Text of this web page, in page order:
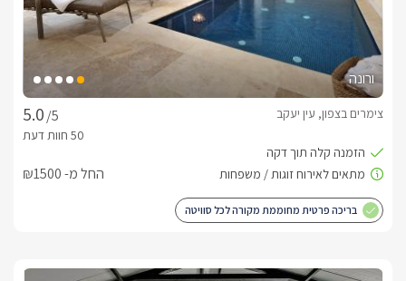
ורונה
/5
צימרים בצפון, עין יעקב
החל מ- ₪1500
בריכה פרטית מחוממת מקורה לכל סוויטה